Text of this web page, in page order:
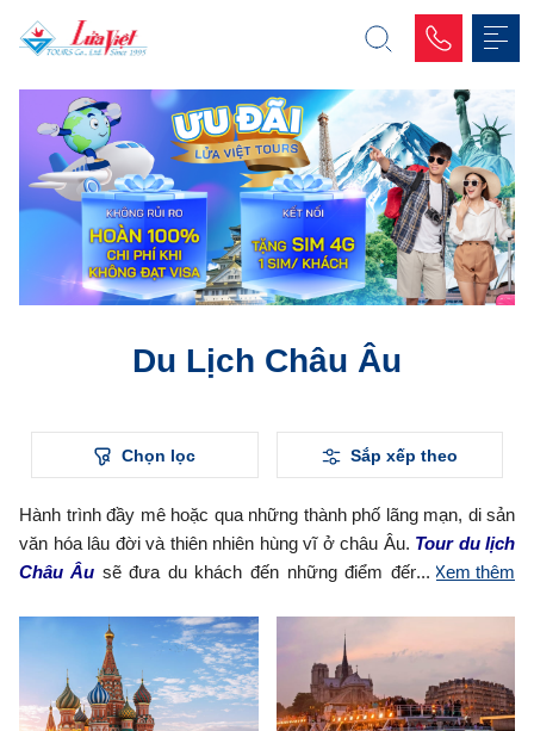
Du Lịch Châu Âu
Chọn lọc Sắp xếp theo
Hành trình đầy mê hoặc qua những thành phố lãng mạn, di sản
văn hóa lâu đời và thiên nhiên hùng vĩ ở châu Âu. Tour du lịch
Châu Âu sẽ đưa du khách đến những điểm đến biểu tượng
hùng vĩ
,… Hãy cùng Lửa Việt Tours chìm đắm vào những
khoảnh khắc đáng nhớ cùng hành trình khám phá châu Âu
không thể nào quên!
Xem thêm